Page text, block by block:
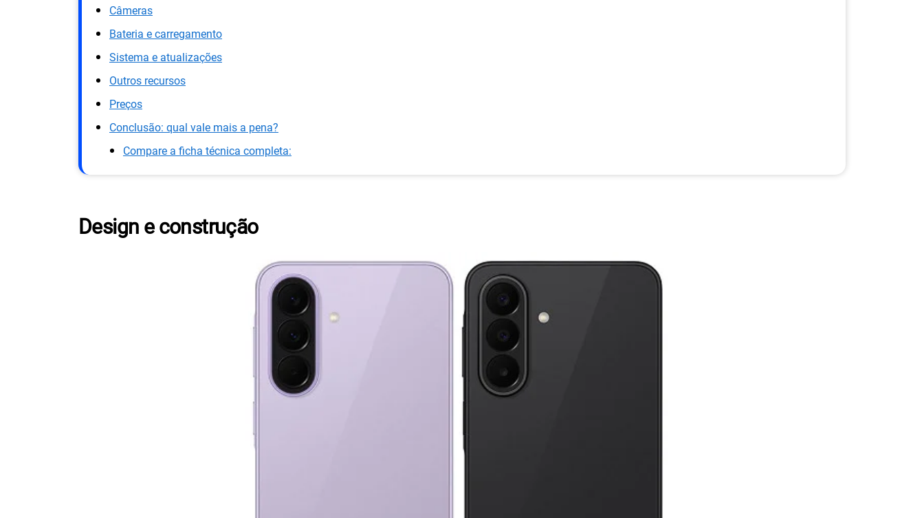
Câmeras
Bateria e carregamento
Sistema e atualizações
Outros recursos
Preços
Conclusão: qual vale mais a pena?
Compare a ficha técnica completa:
Design e construção